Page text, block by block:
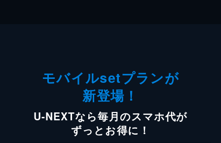
モバイルsetプランが
新登場！
U-NEXTなら毎月のスマホ代が
ずっとお得に！